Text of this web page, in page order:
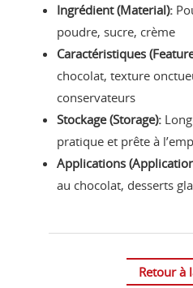
Ingrédient (Material):
poudre, sucre, crème
Caractéristiques
chocolat, texture
conservateurs
Stockage (Storage):
pratique et prête à
Applications
au chocolat, desserts
Retour à